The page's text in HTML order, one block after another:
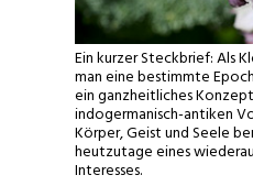
Ein kurzer Steckbrief: Als
man eine bestimmte
ein ganzheitliches
indogermanisch-antiken
Körper, Geist und Seele
heutzutage eines
Interesses.